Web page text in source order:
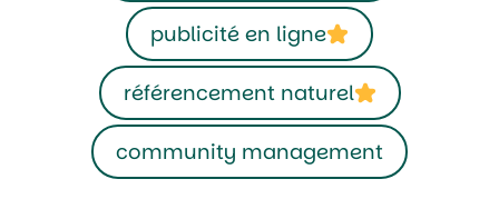
publicité en ligne
référencement naturel
community management